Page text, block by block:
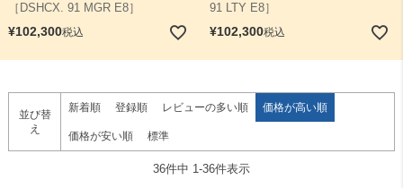
［DSHCX. 91 MGR E8］
¥102,300税込
91 LTY E8］
¥102,300税込
並び替
え
新着順 登録順 レビューの多い順 価格が高い順
価格が安い順 標準
36件中 1 -36件表示